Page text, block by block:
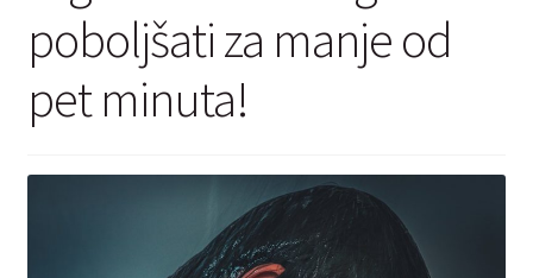
Kontakt
poboljšati za manje od
pet minuta!